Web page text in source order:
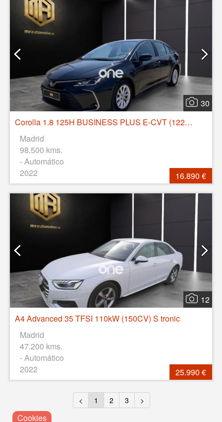
30
Corolla 1.8 125H BUSINESS PLUS E-CVT (122CV)
Madrid
98.500 kms.
- Automático
2022
16.890 €
12
A4 Advanced 35 TFSI 110kW (150CV) S tronic
Madrid
47.200 kms.
- Automático
2022
25.990 €
< 1 2 3 >